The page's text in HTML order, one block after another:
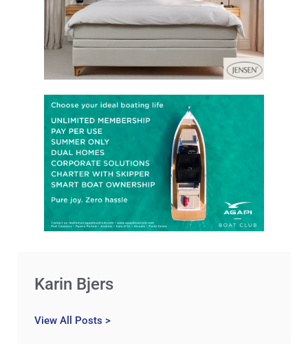
Karin Bjers
View All Posts >